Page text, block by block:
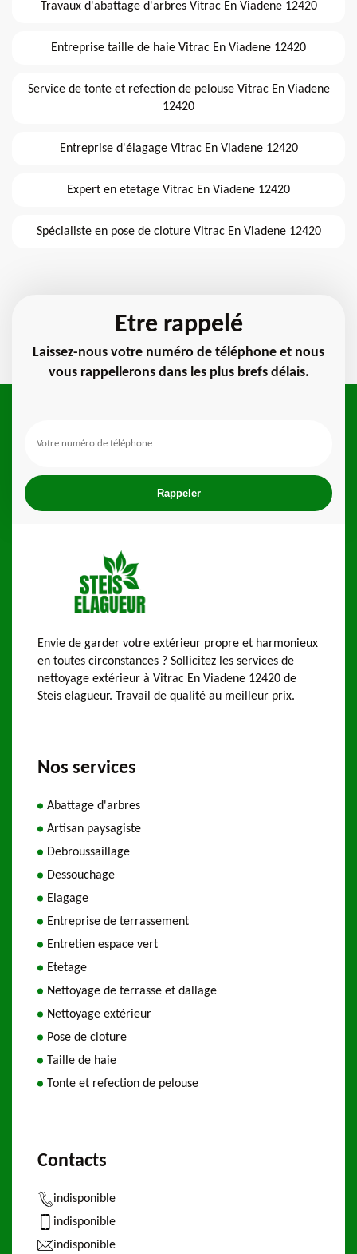
Travaux d'abattage d'arbres Vitrac En Viadene 12420
Entreprise taille de haie Vitrac En Viadene 12420
Service de tonte et refection de pelouse Vitrac En Viadene
12420
Entreprise d'élagage Vitrac En Viadene 12420
Expert en etetage Vitrac En Viadene 12420
Spécialiste en pose de cloture Vitrac En Viadene 12420
Etre rappelé
Laissez-nous votre numéro de téléphone et nous
vous rappellerons dans les plus brefs délais.
Envie de garder votre extérieur propre et harmonieux
en toutes circonstances ? Sollicitez les services de
nettoyage extérieur à Vitrac En Viadene 12420 de
Steis elagueur. Travail de qualité au meilleur prix.
Nos services
Abattage d'arbres
Artisan paysagiste
Debroussaillage
Dessouchage
Elagage
Entreprise de terrassement
Entretien espace vert
Etetage
Nettoyage de terrasse et dallage
Nettoyage extérieur
Pose de cloture
Taille de haie
Tonte et refection de pelouse
Contacts
indisponible
indisponible
indisponible